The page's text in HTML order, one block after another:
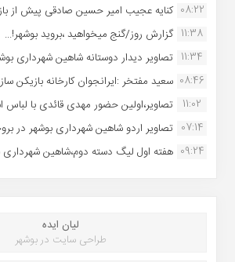
08:22 کنایه عجیب امیر حسین صادقی پیش از
11:38 گزارش روز/گنج میخواهید ،بروید بوشهر!...
11:34 تصاویر دیدار دوستانه شاهین شهردارى
08:46 سعید مفتخر :ایرانجوان کارخانه بازیکن
11:02
تصاویر،اولین حضور مهدی قائدی با لباس
07:14 تصاویر اردو شاهین شهرداری بوشهر در
09:24 هفته اول لیگ دسته دوم،شاهین شهرداری
لیان ایده
طراحی سایت در بوشهر